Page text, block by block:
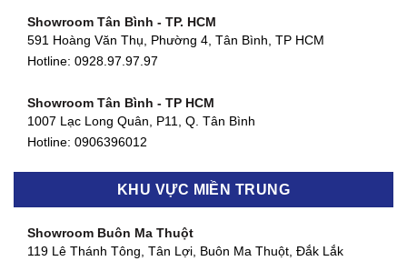
Showroom Tân Bình - TP. HCM
591 Hoàng Văn Thụ, Phường 4, Tân Bình, TP HCM
Hotline: 0928.97.97.97
Showroom Tân Bình - TP HCM
1007 Lạc Long Quân, P11, Q. Tân Bình
Hotline: 0906396012
Showroom Biên Hòa - Đồng Nai
KHU VỰC MIỀN TRUNG
Showroom Buôn Ma Thuột
119 Lê Thánh Tông, Tân Lợi, Buôn Ma Thuột, Đắk Lắk